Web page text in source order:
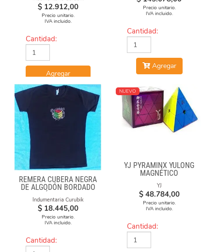
$ 12.912,00
Precio unitario.
IVA incluido.
Cantidad:
Agregar
Precio unitario.
IVA incluido.
Cantidad:
Agregar
REMERA CUBERA NEGRA
DE ALGODÓN BORDADO
"FÓRMULAS"
Indumentaria Curubik
$ 18.445,00
Precio unitario.
IVA incluido.
Cantidad:
NUEVO
YJ PYRAMINX YULONG
MAGNÉTICO
YJ
$ 48.784,00
Precio unitario.
IVA incluido.
Cantidad: